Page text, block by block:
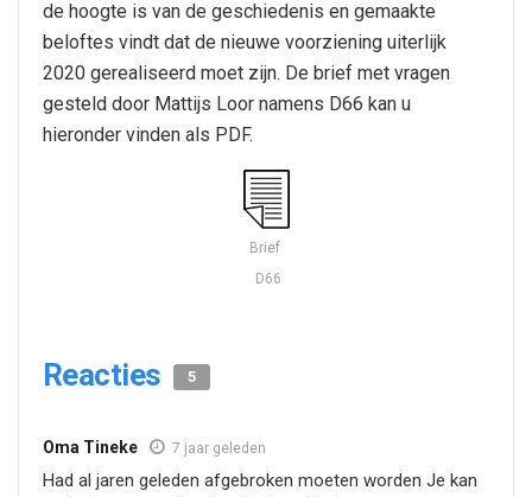
de hoogte is van de geschiedenis en gemaakte
beloftes vindt dat de nieuwe voorziening uiterlijk
2020 gerealiseerd moet zijn. De brief met vragen
gesteld door Mattijs Loor namens D66 kan u
hieronder vinden als PDF.
Brief
D66
Reacties 5
Oma Tineke 7 jaar geleden
Had al jaren geleden afgebroken moeten worden Je kan